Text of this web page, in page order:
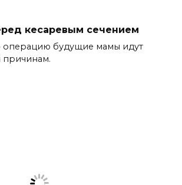
кесаревым сечением
операцию будущие мамы идут